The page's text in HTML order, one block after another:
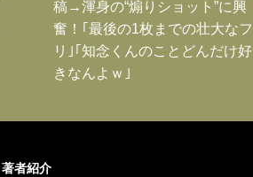
稿→渾身の“煽りショット”に興
奮！｢最後の1枚までの壮大なフ
リ｣｢知念くんのことどんだけ好
きなんよｗ｣
著者紹介